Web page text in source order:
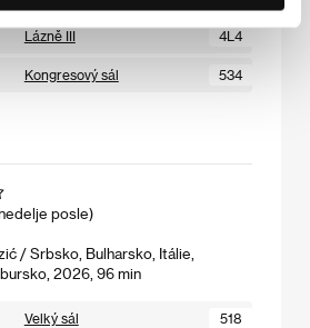
Lázně III 4L4
Kongresový sál 534
posle)
/ Srbsko, Bulharsko, Itálie,
2026, 96 min
Velký sál 518